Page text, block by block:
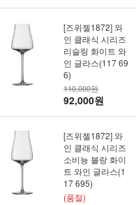
[즈위젤1872] 와
인 클래식 시리즈
리슬링 화이트 와
인 글라스(117 69
6)
110,000원
92,000원
[즈위젤1872] 와
인 클래식 시리즈
소비뇽 블랑 화이
트 와인 글라스(1
17 695)
(품절)